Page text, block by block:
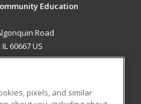
Education
Road
60667 US
pixels, and similar